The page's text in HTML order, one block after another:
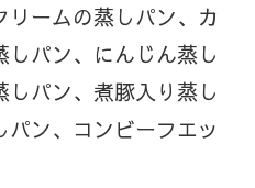
ームの蒸しパン、カ
パン、にんじん蒸し
パン、煮豚入り蒸し
ン、コンビーフエッ